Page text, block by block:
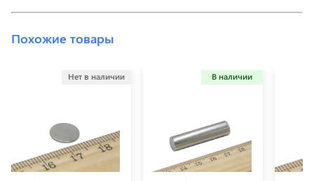
Похожие товары
Нет в наличии В наличии